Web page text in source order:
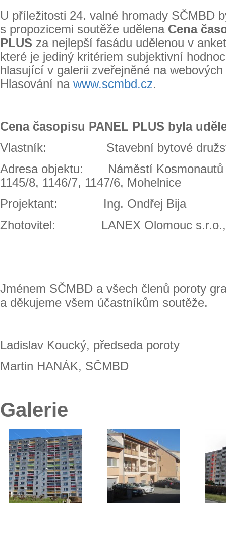
U příležitosti 24. valné hromady SČMBD
s propozicemi soutěže udělenaCena
PLUS za nejlepší fasádu udělenou v
které je jediný kritériem subjektivní
hlasující v galerii zveřejněné na
Hlasování na www.scmbd.cz.
Cena časopisu PANEL PLUS byla
Vlastník: Stavební bytové
Adresa objektu: Náměstí Kosmonautů
1145/8, 1146/7, 1147/6, Mohelnice
Projektant: Ing. Ondřej Bija
Zhotovitel: LANEX Olomouc s.r.o.,
Jménem SČMBD a všech členů poroty
a děkujeme všem účastníkům soutěže.
Ladislav Koucký, předseda poroty
Martin HANÁK, SČMBD
Galerie